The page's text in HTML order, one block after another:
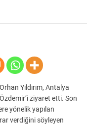
Yıldırım, Antalya
ziyaret etti. Son
yönelik yapılan
verdiğini söyleyen